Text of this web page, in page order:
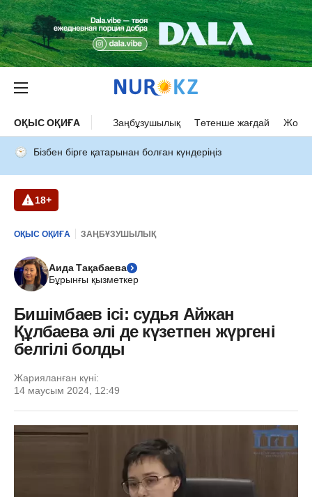
ОҚЫС ОҚИҒА Заңбұзушылық Төтенше жағдай Жол
Бізбен бірге қатарынан болған күндеріңіз
18+
ОҚЫС ОҚИҒА ЗАҢБҰЗУШЫЛЫҚ
Аида Тақабаева
Бұрынғы қызметкер
Бишімбаев ісі: судья Айжан
Құлбаева әлі де күзетпен жүргені
белгілі болды
Жарияланған күні:
14 маусым 2024, 12:49